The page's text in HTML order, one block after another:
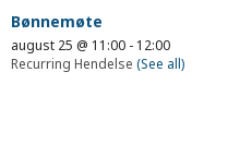
Bønnemøte
august 25 @ 11:00 - 12:00
Recurring Hendelse (See all)